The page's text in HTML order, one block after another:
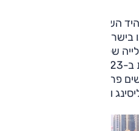
השנייה בישראל מגלגל
פרטיים, אלא גם את אלו
ויבואני משנה.